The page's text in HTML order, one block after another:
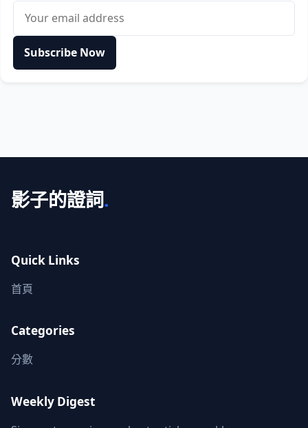
Subscribe Now
影子的證詞.
Quick Links
首頁
Categories
分數
Weekly Digest